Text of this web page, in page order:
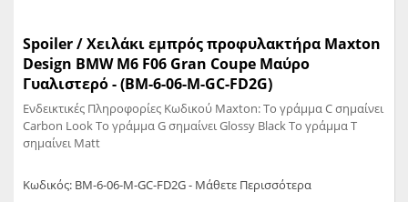
Spoiler / Χειλάκι εμπρός προφυλακτήρα Maxton
Design BMW M6 F06 Gran Coupe Μαύρο
Γυαλιστερό - (BM-6-06-M-GC-FD2G)
Ενδεικτικές Πληροφορίες Κωδικού Maxton: Το γράμμα C σημαίνει
Carbon Look Το γράμμα G σημαίνει Glossy Black Το γράμμα T
σημαίνει Matt
Κωδικός: BM-6-06-M-GC-FD2G - Μάθετε Περισσότερα